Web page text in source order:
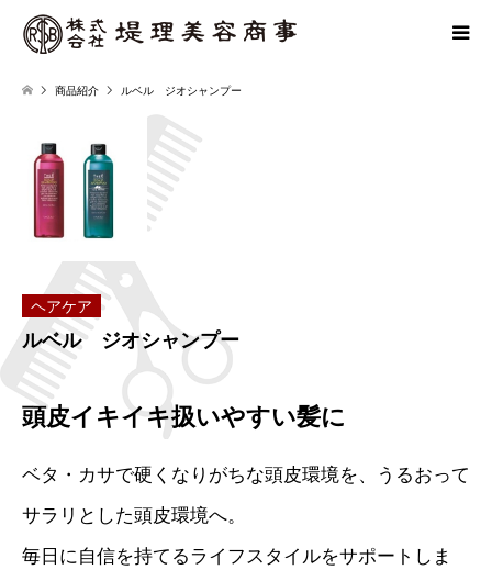
商品紹介 ルベル ジオシャンプー
ヘアケア
ルベル ジオシャンプー
頭皮イキイキ扱いやすい髪に
ベタ・カサで硬くなりがちな頭皮環境を、うるおって
サラリとした頭皮環境へ。
毎日に自信を持てるライフスタイルをサポートしま